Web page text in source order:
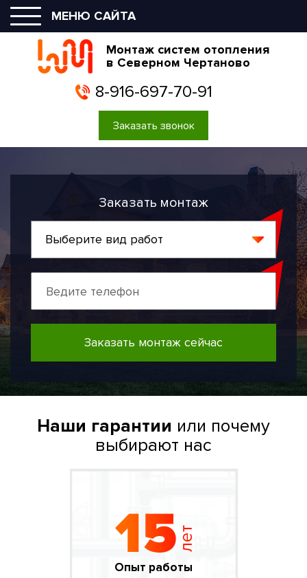
МЕНЮ САЙТА
Монтаж систем отопления
в Северном Чертаново
8-916-697-70-91
Заказать звонок
Заказать монтаж
Заказать монтаж сейчас
Наши гарантии или почему
выбирают нас
Опыт работы